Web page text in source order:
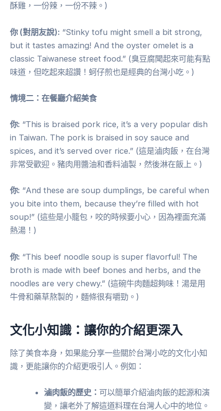
酥雞，一份辣，一份不辣。)
你 (對朋友說): “Stinky tofu might smell a bit strong,
but it tastes amazing! And the oyster omelet is a
classic Taiwanese street food.” (臭豆腐聞起來可能有點
味道，但吃起來超讚！蚵仔煎也是經典的台灣小吃。)
情境二：在餐廳介紹美食
你: “This is braised pork rice, it’s a very popular dish
in Taiwan. The pork is braised in soy sauce and
spices, and it’s served over rice.” (這是滷肉飯，在台灣
非常受歡迎。豬肉用醬油和香料滷製，然後淋在飯上。)
你: “And these are soup dumplings, be careful when
you bite into them, because they’re filled with hot
soup!” (這些是小籠包，咬的時候要小心，因為裡面充滿
熱湯！)
你: “This beef noodle soup is super flavorful! The
broth is made with beef bones and herbs, and the
noodles are very chewy.” (這碗牛肉麵超夠味！湯是用
牛骨和藥草熬製的，麵條很有嚼勁。)
文化小知識：讓你的介紹更深入
除了美食本身，如果能分享一些關於台灣小吃的文化小知
識，更能讓你的介紹更吸引人。例如：
滷肉飯的歷史： 可以簡單介紹滷肉飯的起源和演
變，讓老外了解這道料理在台灣人心中的地位。